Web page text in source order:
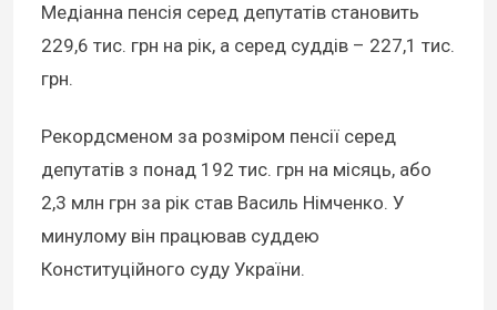
Медіанна пенсія серед депутатів становить
229,6 тис. грн на рік, а серед суддів – 227,1 тис.
грн.
Рекордсменом за розміром пенсії серед
депутатів з понад 192 тис. грн на місяць, або
2,3 млн грн за рік став Василь Німченко. У
минулому він працював суддею
Конституційного суду України.